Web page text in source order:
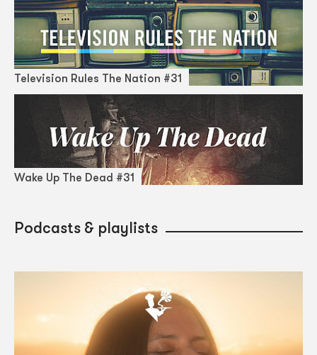
Television Rules The Nation #31
Wake Up The Dead #31
Podcasts & playlists